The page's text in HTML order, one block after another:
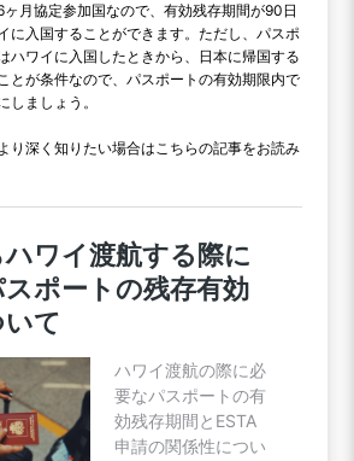
ヶ月協定参加国なので、有効残存期間が90日
に入国することができます。ただし、パスポ
ハワイに入国したときから、日本に帰国する
とが条件なので、パスポートの有効期限内で
しましょう。
り深く知りたい場合はこちらの記事をお読み